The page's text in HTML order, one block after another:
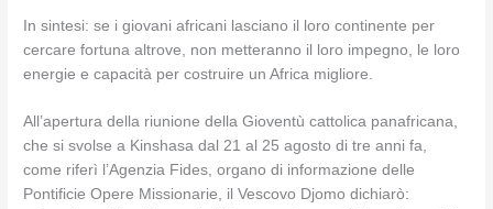
In sintesi: se i giovani africani lasciano il loro continente per
cercare fortuna altrove, non metteranno il loro impegno, le loro
energie e capacità per costruire un Africa migliore.
All’apertura della riunione della Gioventù cattolica panafricana,
che si svolse a Kinshasa dal 21 al 25 agosto di tre anni fa,
come riferì l’Agenzia Fides, organo di informazione delle
Pontificie Opere Missionarie, il Vescovo Djomo dichiarò: